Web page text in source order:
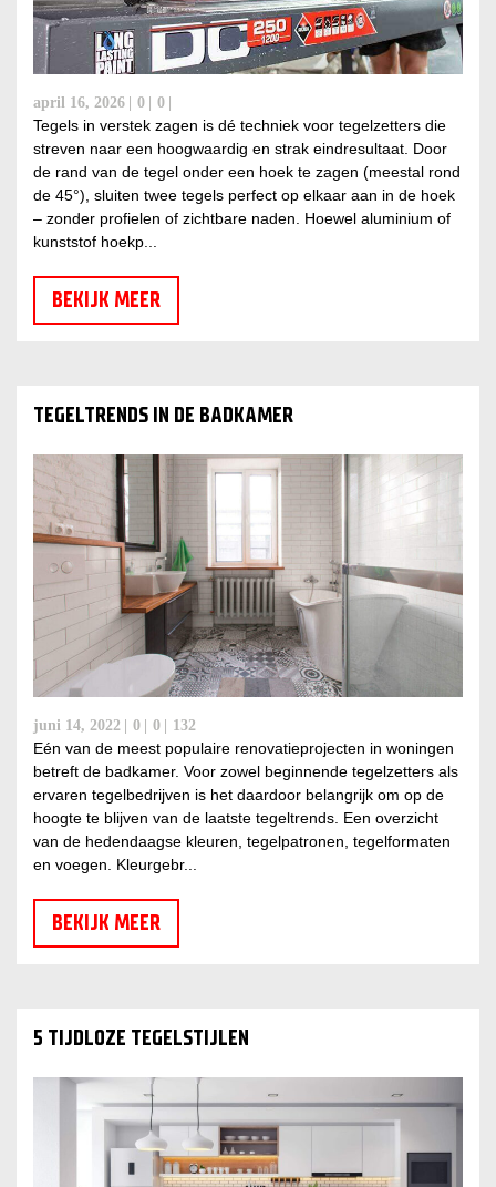
april 16, 2026 0 0
Tegels in verstek zagen is dé techniek voor tegelzetters die
streven naar een hoogwaardig en strak eindresultaat. Door
de rand van de tegel onder een hoek te zagen (meestal rond
de 45°), sluiten twee tegels perfect op elkaar aan in de hoek
– zonder profielen of zichtbare naden. Hoewel aluminium of
kunststof hoekp...
BEKIJK MEER
TEGELTRENDS IN DE BADKAMER
juni 14, 2022 0 0 132
Eén van de meest populaire renovatieprojecten in woningen
betreft de badkamer. Voor zowel beginnende tegelzetters als
ervaren tegelbedrijven is het daardoor belangrijk om op de
hoogte te blijven van de laatste tegeltrends. Een overzicht
van de hedendaagse kleuren, tegelpatronen, tegelformaten
en voegen. Kleurgebr...
BEKIJK MEER
5 TIJDLOZE TEGELSTIJLEN